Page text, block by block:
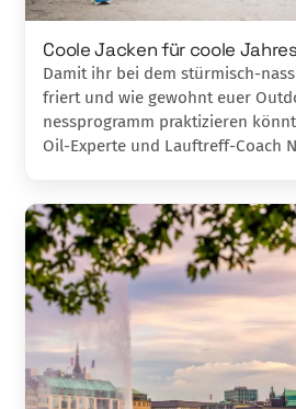
Coole Jacken für coole
Damit ihr bei dem stürmisch-
friert und wie gewohnt euer
nessprogramm praktizieren
Oil-Experte und Lauftreff-Coach